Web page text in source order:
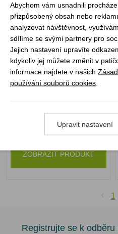
Singing Rock Packet
Ferrata Ray ve. M
Není skladem
2 699 Kč
ZOBRAZIT PRODUKT
1
Registrujte se k
Abychom vám usnadnili
přizpůsobený obsah nebo
analyzovat návštěvnost,
sdílíme se svými partnery pro
Jejich nastavení upravíte
kdykoliv jej můžete změnit v
informace najdete v našich
používání souborů cookies
Upravit nastavení